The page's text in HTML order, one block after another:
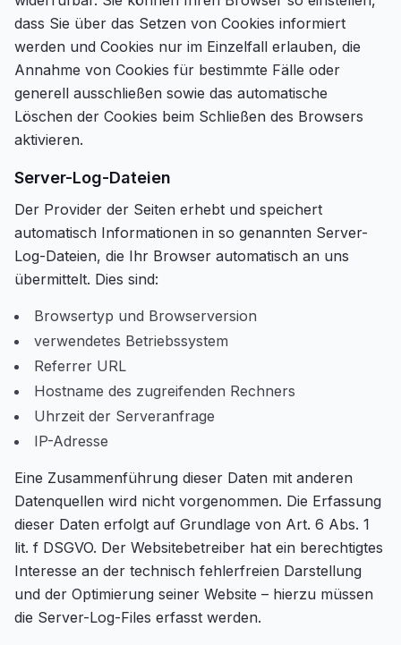
dass Sie über das Setzen von Cookies informiert
werden und Cookies nur im Einzelfall erlauben, die
Annahme von Cookies für bestimmte Fälle oder
generell ausschließen sowie das automatische
Löschen der Cookies beim Schließen des Browsers
aktivieren.
Server-Log-Dateien
Der Provider der Seiten erhebt und speichert
automatisch Informationen in so genannten Server-
Log-Dateien, die Ihr Browser automatisch an uns
übermittelt. Dies sind:
Browsertyp und Browserversion
verwendetes Betriebssystem
Referrer URL
Hostname des zugreifenden Rechners
Uhrzeit der Serveranfrage
IP-Adresse
Eine Zusammenführung dieser Daten mit anderen
Datenquellen wird nicht vorgenommen. Die Erfassung
dieser Daten erfolgt auf Grundlage von Art. 6 Abs. 1
lit. f DSGVO. Der Websitebetreiber hat ein berechtigtes
Interesse an der technisch fehlerfreien Darstellung
und der Optimierung seiner Website – hierzu müssen
die Server-Log-Files erfasst werden.